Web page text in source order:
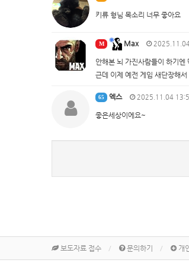
키류 형님 목소리 너무 좋아요
M Max
안해본 뇌 가진사람들이 하기엔
근데 이제 예전 게임 새단장해
65 엑스 2025.11.04
좋은세상이에요~
보도자료 접수 문의하기 개